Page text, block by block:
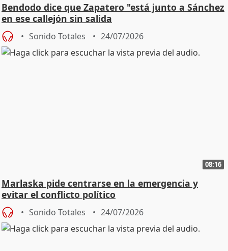
Bendodo dice que Zapatero "está junto a Sánchez
en ese callejón sin salida
Sonido Totales 24/07/2026
08:16
Marlaska pide centrarse en la emergencia y
evitar el conflicto político
Sonido Totales 24/07/2026